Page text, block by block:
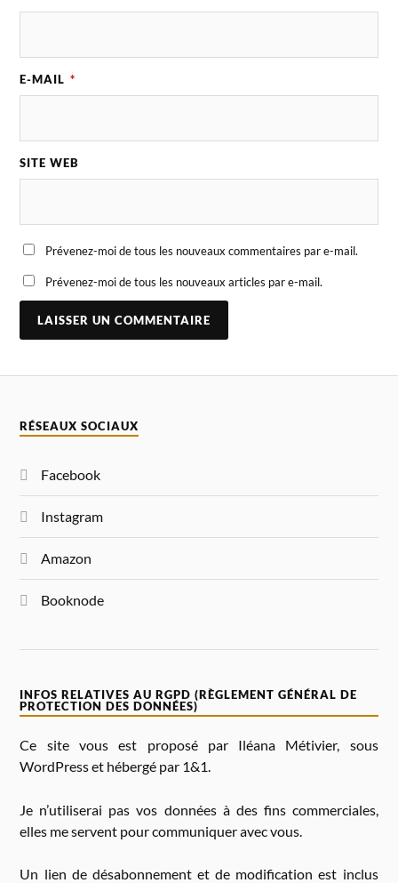
E-MAIL *
SITE WEB
Prévenez-moi de tous les nouveaux commentaires par e-mail.
Prévenez-moi de tous les nouveaux articles par e-mail.
T
A
V
RÉSEAUX SOCIAUX
Facebook
Instagram
Amazon
Booknode
INFOS RELATIVES AU RGPD (RÈGLEMENT GÉNÉRAL DE
PROTECTION DES DONNÉES)
Ce site vous est proposé par Iléana Métivier, sous
WordPress et hébergé par 1&1.
Je n’utiliserai pas vos données à des fins commerciales,
elles me servent pour communiquer avec vous.
Un lien de désabonnement et de modification est inclus